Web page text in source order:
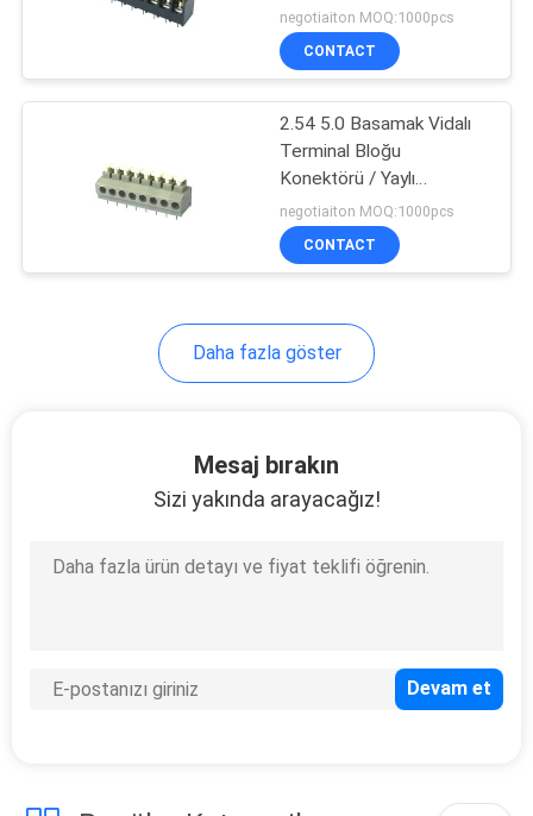
Konektörü Takılabilir Tip
negotiaiton MOQ:1000pcs
CONTACT
2.54 5.0 Basamak Vidalı
Terminal Bloğu
Konektörü / Yaylı
Terminal Bloğu
negotiaiton MOQ:1000pcs
CONTACT
Daha fazla göster
Mesaj bırakın
Sizi yakında arayacağız!